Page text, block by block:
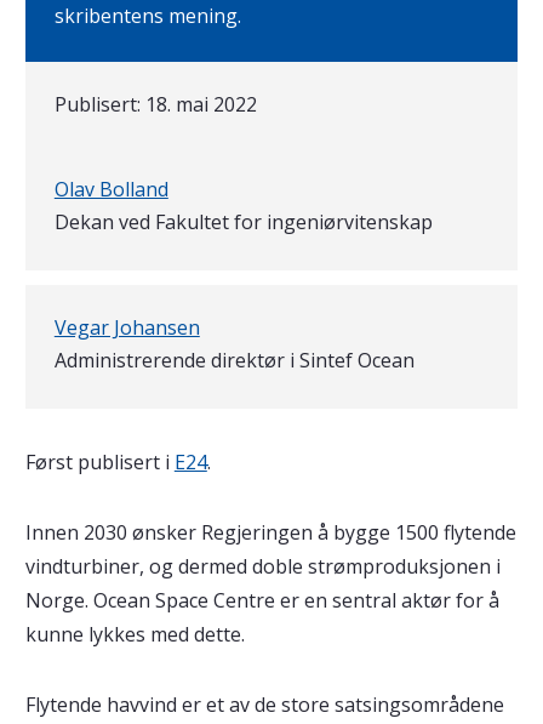
skribentens mening.
Publisert: 18. mai 2022
Olav Bolland
Dekan ved Fakultet for ingeniørvitenskap
Vegar Johansen
Administrerende direktør i Sintef Ocean
Først publisert i E24.
Innen 2030 ønsker Regjeringen å bygge 1500 flytende
vindturbiner, og dermed doble strømproduksjonen i
Norge. Ocean Space Centre er en sentral aktør for å
kunne lykkes med dette.
Flytende havvind er et av de store satsingsområdene